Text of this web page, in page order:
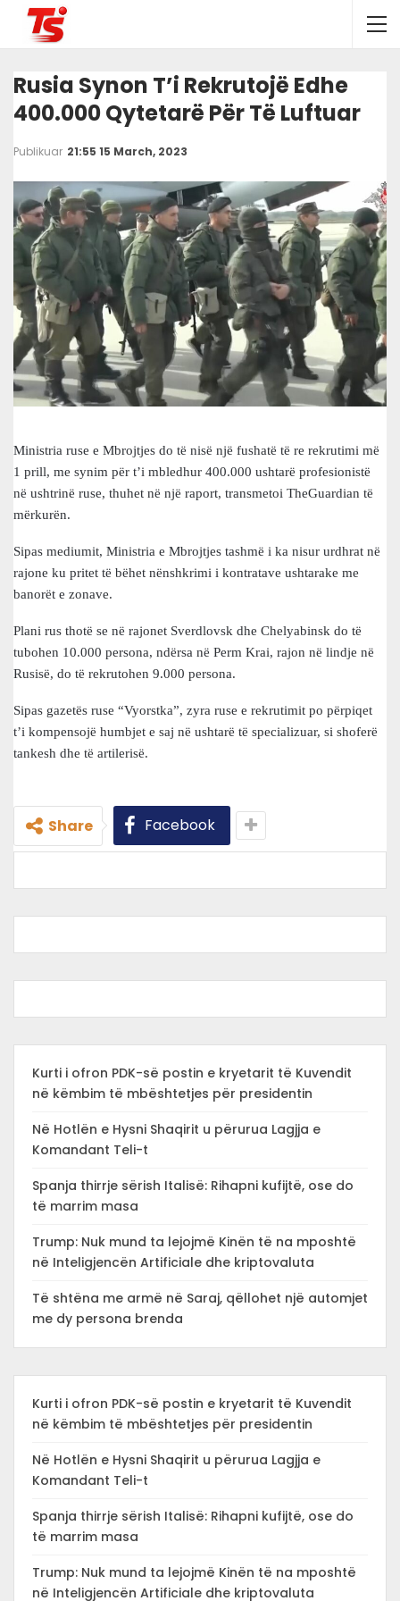
Rusia Synon T’i Rekrutojë Edhe
400.000 Qytetarë Për Të Luftuar
Publikuar 21:55 15 March, 2023
Ministria ruse e Mbrojtjes do të nisë një fushatë të re rekrutimi më
1 prill, me synim për t’i mbledhur 400.000 ushtarë profesionistë
në ushtrinë ruse, thuhet në një raport, transmetoi TheGuardian të
mërkurën.
Sipas mediumit, Ministria e Mbrojtjes tashmë i ka nisur urdhrat në
rajone ku pritet të bëhet nënshkrimi i kontratave ushtarake me
banorët e zonave.
Plani rus thotë se në rajonet Sverdlovsk dhe Chelyabinsk do të
tubohen 10.000 persona, ndërsa në Perm Krai, rajon në lindje në
Rusisë, do të rekrutohen 9.000 persona.
Sipas gazetës ruse “Vyorstka”, zyra ruse e rekrutimit po përpiqet
t’i kompensojë humbjet e saj në ushtarë të specializuar, si shoferë
tankesh dhe të artilerisë.
Share Facebook
Kurti i ofron PDK-së postin e kryetarit të Kuvendit
në këmbim të mbështetjes për presidentin
Në Hotlën e Hysni Shaqirit u përurua Lagjja e
Komandant Teli-t
Spanja thirrje sërish Italisë: Rihapni kufijtë, ose do
të marrim masa
Trump: Nuk mund ta lejojmë Kinën të na mposhtë
në Inteligjencën Artificiale dhe kriptovaluta
Të shtëna me armë në Saraj, qëllohet një automjet
me dy persona brenda
Kurti i ofron PDK-së postin e kryetarit të Kuvendit
në këmbim të mbështetjes për presidentin
Në Hotlën e Hysni Shaqirit u përurua Lagjja e
Komandant Teli-t
Spanja thirrje sërish Italisë: Rihapni kufijtë, ose do
të marrim masa
Trump: Nuk mund ta lejojmë Kinën të na mposhtë
në Inteligjencën Artificiale dhe kriptovaluta